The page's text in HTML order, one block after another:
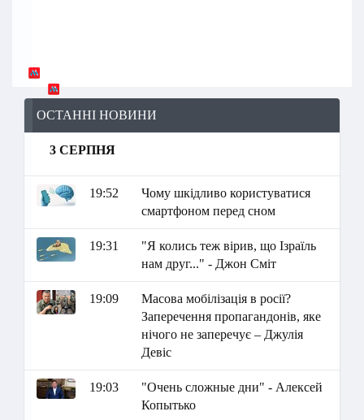
ОСТАННІ НОВИНИ
3 СЕРПНЯ
19:52
Чому шкідливо користуватися
смартфоном перед сном
19:31
"Я колись теж вірив, що Ізраїль
нам друг..." - Джон Сміт
19:09
Масова мобілізація в росії?
Заперечення пропагандонів, яке
нічого не заперечує – Джулія
Девіс
19:03
"Очень сложные дни" - Алексей
Копытько